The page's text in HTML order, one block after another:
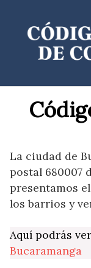
contenido
La ciudad de
postal 680007
presentamos
los barrios y
Aquí podrás
Bucaramanga